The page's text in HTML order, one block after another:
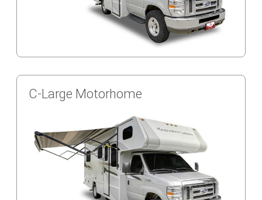
C-Large Motorhome